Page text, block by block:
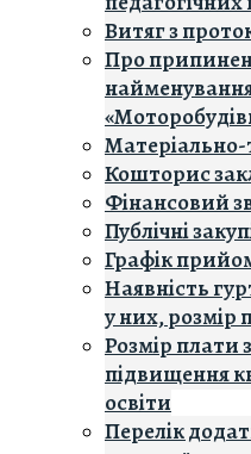
Витяг з
Про
Матеріально-
Кошторис
Фінансовий
Публічні
Графік
Наявність
у них, розмір
Розмір плати
підвищення
освіти
Перелік